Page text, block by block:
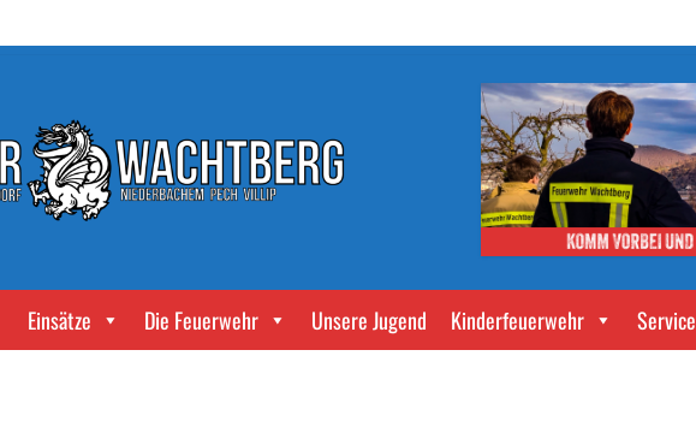
Einsätze Die Feuerwehr Unsere Jugend Kinderfeuerwehr Service